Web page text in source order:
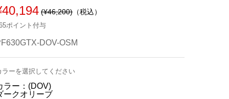
(¥46,200) （税込）
ポイント付与
DOV-OSM
ラーを選択してください
ラー： (DOV)
ークオリーブ